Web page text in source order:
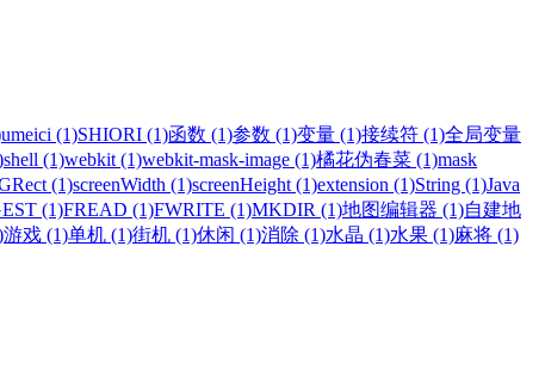
umeici (1)SHIORI (1)函数 (1)参数 (1)变量 (1)接续符 (1)全局变量
shell (1)webkit (1)webkit-mask-image (1)橘花伪春菜 (1)mask
(1)screenWidth (1)screenHeight (1)extension (1)String (1)Java
(1)FREAD (1)FWRITE (1)MKDIR (1)地图编辑器 (1)自建地
游戏 (1)单机 (1)街机 (1)休闲 (1)消除 (1)水晶 (1)水果 (1)麻将 (1)